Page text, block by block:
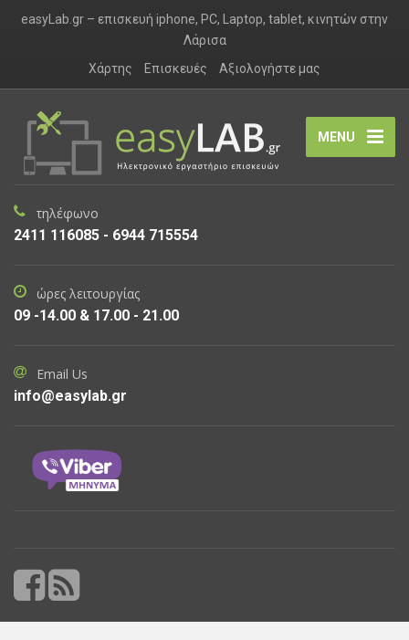
easyLab.gr – επισκευή iphone, PC, Laptop, tablet, κινητών στην
Λάρισα
Χάρτης
Επισκευές Αξιολογήστε μας
MENU
τηλέφωνο
2411 116085 - 6944 715554
ώρες λειτουργίας
09 -14.00 & 17.00 - 21.00
Email Us
info@easylab.gr